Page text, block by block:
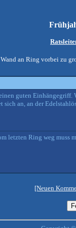
an Ring vorbei zu
guten Einhängegriff.
sich an, an der
letzten Ring weg muss
[Neuen